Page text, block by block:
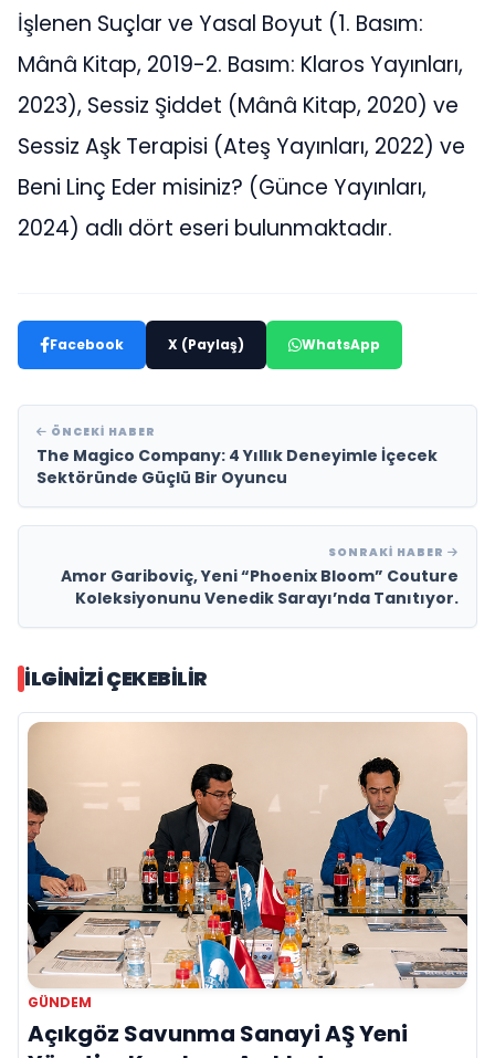
İşlenen Suçlar ve Yasal Boyut (1. Basım:
Mânâ Kitap, 2019-2. Basım: Klaros Yayınları,
2023), Sessiz Şiddet (Mânâ Kitap, 2020) ve
Sessiz Aşk Terapisi (Ateş Yayınları, 2022) ve
Beni Linç Eder misiniz? (Günce Yayınları,
2024) adlı dört eseri bulunmaktadır.
Facebook X (Paylaş) WhatsApp
ÖNCEKI HABER
The Magico Company: 4 Yıllık Deneyimle İçecek
Sektöründe Güçlü Bir Oyuncu
SONRAKI HABER
Amor Gariboviç, Yeni “Phoenix Bloom” Couture
Koleksiyonunu Venedik Sarayı’nda Tanıtıyor.
İLGINIZI ÇEKEBILIR
GÜNDEM
Açıkgöz Savunma Sanayi AŞ Yeni